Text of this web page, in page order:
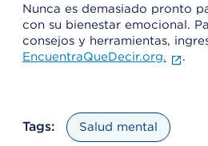
Nunca es demasiado pronto
con su bienestar emocional.
consejos y herramientas,
EncuentraQueDecir.org.
.
Tags: Salud mental